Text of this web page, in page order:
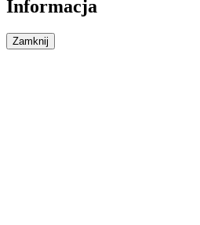
Informacja
Zamknij